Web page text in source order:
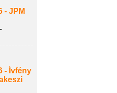
- JPM
- Ívfény